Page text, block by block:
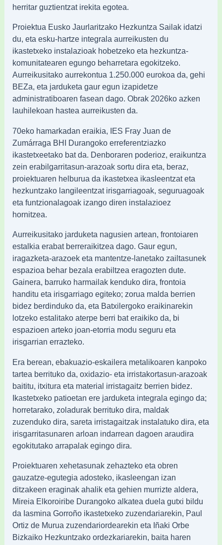
herritar guztientzat irekita egotea.
Proiektua Eusko Jaurlaritzako Hezkuntza Sailak idatzi
du, eta esku-hartze integrala aurreikusten du
ikastetxeko instalazioak hobetzeko eta hezkuntza-
komunitatearen egungo beharretara egokitzeko.
Aurreikusitako aurrekontua 1.250.000 eurokoa da, gehi
BEZa, eta jarduketa gaur egun izapidetze
administratiboaren fasean dago. Obrak 2026ko azken
lauhilekoan hastea aurreikusten da.
70eko hamarkadan eraikia, IES Fray Juan de
Zumárraga BHI Durangoko erreferentziazko
ikastetxeetako bat da. Denboraren poderioz, eraikuntza
zein erabilgarritasun-arazoak sortu dira eta, beraz,
proiektuaren helburua da ikastetxea ikasleentzat eta
hezkuntzako langileentzat irisgarriagoak, seguruagoak
eta funtzionalagoak izango diren instalazioez
hornitzea.
Aurreikusitako jarduketa nagusien artean, frontoiaren
estalkia erabat berreraikitzea dago. Gaur egun,
iragazketa-arazoek eta mantentze-lanetako zailtasunek
espazioa behar bezala erabiltzea eragozten dute.
Gainera, barruko harmailak kenduko dira, frontoia
handitu eta irisgarriago egiteko; zorua malda berrien
bidez berdinduko da, eta Batxilergoko eraikinarekin
lotzeko estalitako aterpe berri bat eraikiko da, bi
espazioen arteko joan-etorria modu seguru eta
irisgarrian errazteko.
Era berean, ebakuazio-eskailera metalikoaren kanpoko
tartea berrituko da, oxidazio- eta irristakortasun-arazoak
baititu, itxitura eta material irristagaitz berrien bidez.
Ikastetxeko patioetan ere jarduketa integrala egingo da;
horretarako, zoladurak berrituko dira, maldak
zuzenduko dira, sareta irristagaitzak instalatuko dira, eta
irisgarritasunaren arloan indarrean dagoen araudira
egokitutako arrapalak egingo dira.
Proiektuaren xehetasunak zehazteko eta obren
gauzatze-egutegia adosteko, ikasleengan izan
ditzakeen eraginak ahalik eta gehien murrizte aldera,
Mireia Elkoroiribe Durangoko alkatea duela gutxi bildu
da Iasmina Gorroño ikastetxeko zuzendariarekin, Paul
Ortiz de Murua zuzendariordearekin eta Iñaki Orbe
Bizkaiko Hezkuntzako ordezkariarekin, baita haren